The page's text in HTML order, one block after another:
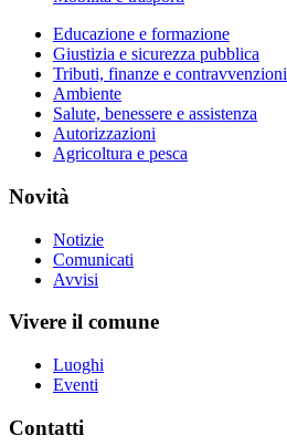
Educazione e formazione
Giustizia e sicurezza pubblica
Tributi, finanze e contravvenzioni
Ambiente
Salute, benessere e assistenza
Autorizzazioni
Agricoltura e pesca
Novità
Notizie
Comunicati
Avvisi
Vivere il comune
Luoghi
Eventi
Contatti